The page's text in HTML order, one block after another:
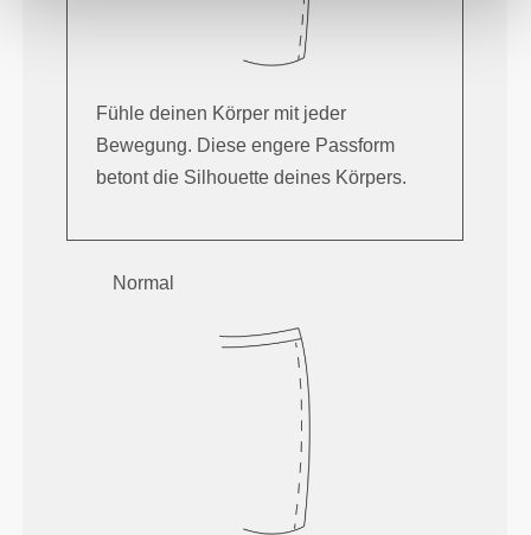
Fühle deinen Körper mit jeder
Bewegung. Diese engere Passform
betont die Silhouette deines Körpers.
Normal